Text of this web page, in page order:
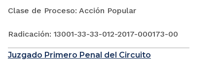
Clase de Proceso: Acción Popular
Radicación: 13001-33-33-012-2017-000173-00
Juzgado Primero Penal del Circuito